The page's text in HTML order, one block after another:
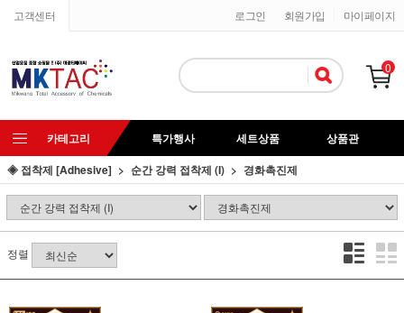
고객센터 마이페이지
회원가입
로그인
0
카테고리 특가행사 세트상품
상품관
◈ 접착제 [Adhesive]
순간 강력 접착제 (I) 경화촉진제
정렬